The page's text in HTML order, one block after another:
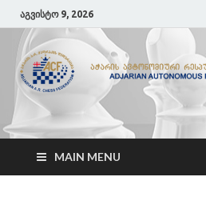
აგვისტო 9, 2026
ACF
აჭარის ჭადრაკის ფედერაცია
MAIN MENU